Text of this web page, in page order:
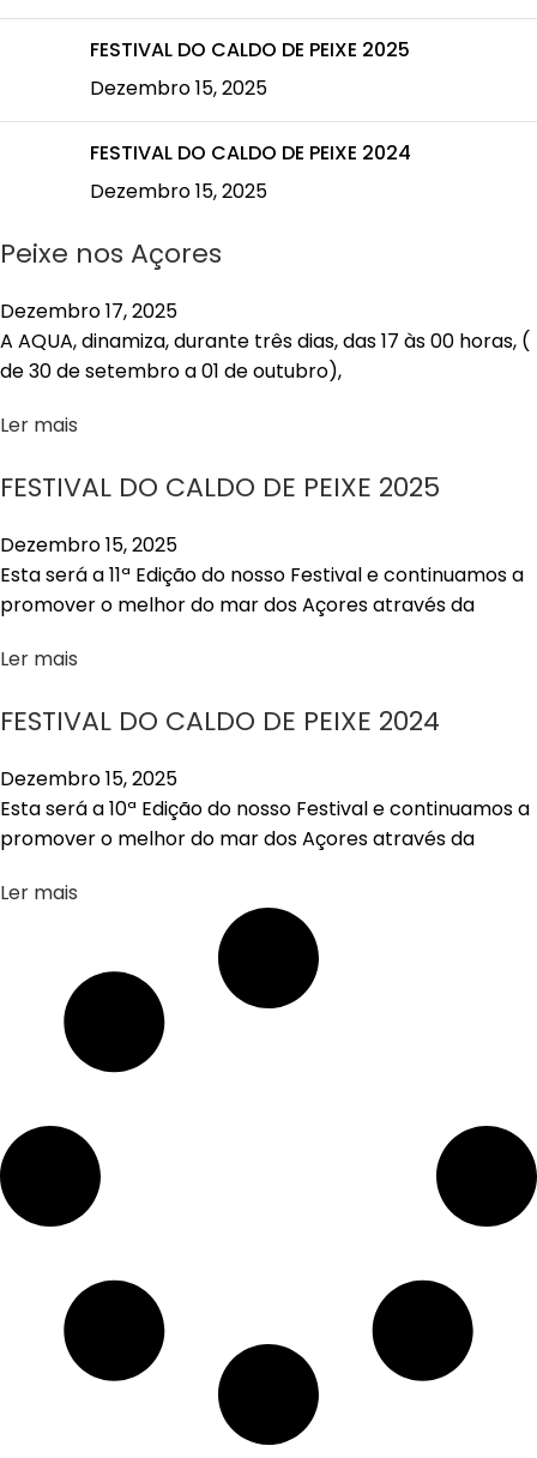
FESTIVAL DO CALDO DE PEIXE 2025
Dezembro 15, 2025
FESTIVAL DO CALDO DE PEIXE 2024
Dezembro 15, 2025
Peixe nos Açores
Dezembro 17, 2025
A AQUA, dinamiza, durante três dias, das 17 às 00 horas, (
de 30 de setembro a 01 de outubro),
Ler mais
FESTIVAL DO CALDO DE PEIXE 2025
Dezembro 15, 2025
Esta será a 11ª Edição do nosso Festival e continuamos a
promover o melhor do mar dos Açores através da
Ler mais
FESTIVAL DO CALDO DE PEIXE 2024
Dezembro 15, 2025
Esta será a 10ª Edição do nosso Festival e continuamos a
promover o melhor do mar dos Açores através da
Ler mais